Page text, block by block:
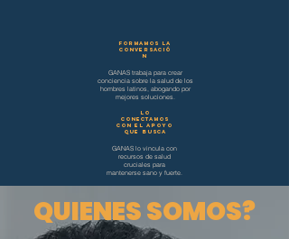
FORMAMOS la
conversació
n
GANAS trabaja para crear
conciencia sobre la salud de los
hombres latinos, abogando por
mejores soluciones.
LO
CONECTAMOS
CON EL APOYO
QUE BUSCA
GANAS lo vincula con
recursos de salud
cruciales para
mantenerse sano y fuerte.
QUIENES SOMOS?